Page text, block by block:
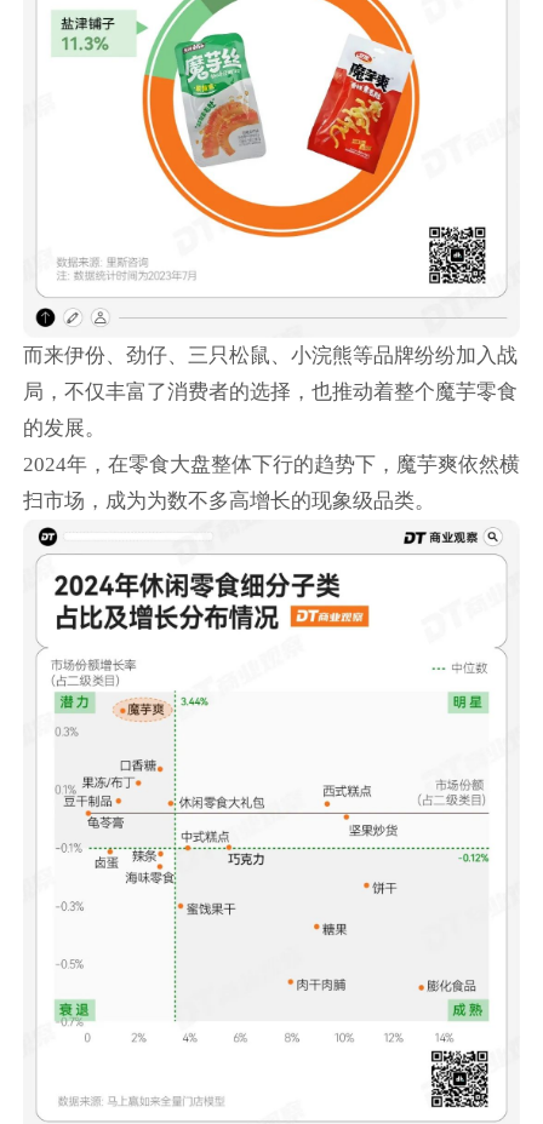
而来伊份、劲仔、三只松鼠、小浣熊等品牌纷纷加入战
局，不仅丰富了消费者的选择，也推动着整个魔芋零食
的发展。
2024年，在零食大盘整体下行的趋势下，魔芋爽依然横
扫市场，成为为数不多高增长的现象级品类。